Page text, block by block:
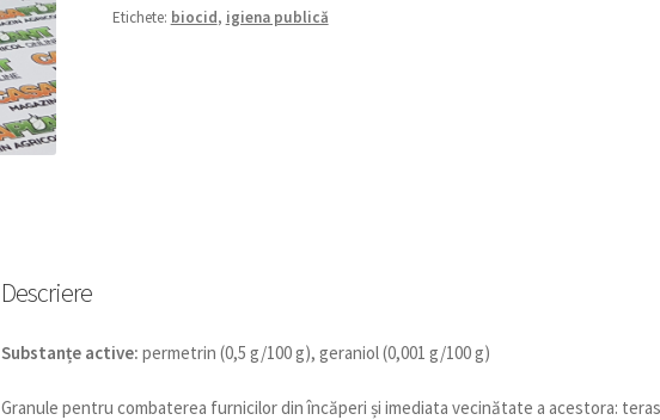
Etichete: biocid, igiena publică
Descriere
Substanțe active: permetrin (0,5 g/100 g), geraniol (0,001 g/100 g)
Granule pentru combaterea furnicilor din încăperi și imediata vecinătate a acestora: